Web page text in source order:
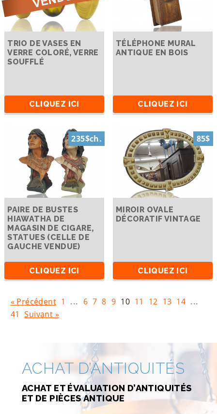
TRIO DE VASES EN
VERRE COLORÉ, VERRE
SOUFFLÉ
CLIQUEZ ICI
TÉLÉPHONE MURAL
ANTIQUE EN BOIS
CLIQUEZ ICI
235$ch.
PAIRE DE BUSTES
HIAWATHA DE
MAGASIN DE CIGARE,
STATUES (CELLE DE
GAUCHE VENDUE)
CLIQUEZ ICI
85$
MIROIR OVALE
DÉCORATIF VINTAGE
CLIQUEZ ICI
« Précédent 1 ... 6 7 8 9 10 11 12 13 14 ...
41
Suivant »
ACHAT D’ANTIQUITÉS
ACHAT ET ÉVALUATION D’ANTIQUITÉS
ET DE PIÈCES ANTIQUE